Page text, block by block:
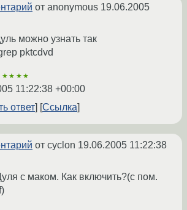
от anonymous 19.06.2005
можно узнать так
pktcdvd
11:22:38 +00:00
ответ
Ссылка
от cyclon 19.06.2005 11:22:38
с маком. Как включить?(с пом.